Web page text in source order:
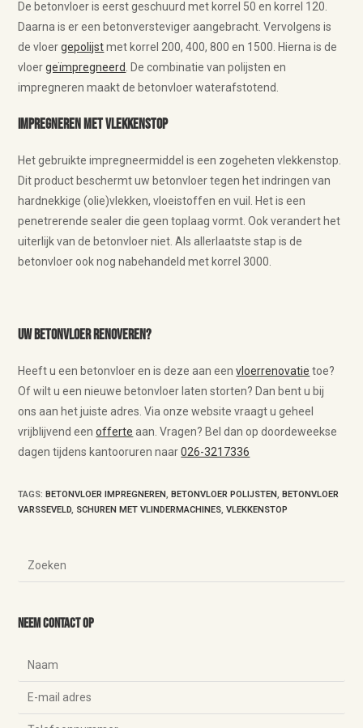
De betonvloer is eerst geschuurd met korrel 50 en korrel 120.
Daarna is er een betonversteviger aangebracht. Vervolgens is
de vloergepolijstmet korrel 200, 400, 800 en 1500. Hierna is de
vloergeïmpregneerd. De combinatie van polijsten en
impregneren maakt de betonvloer waterafstotend.
Impregneren met vlekkenstop
Het gebruikte impregneermiddel is een zogeheten vlekkenstop.
Dit product beschermt uw betonvloer tegen het indringen van
hardnekkige (olie)vlekken, vloeistoffen en vuil. Het is een
penetrerende sealer die geen toplaag vormt. Ook verandert het
uiterlijk van de betonvloer niet. Als allerlaatste stap is de
betonvloer ook nog nabehandeld met korrel 3000.
Uw betonvloer renoveren?
Heeft u een betonvloer en is deze aan eenvloerrenovatie toe?
Of wilt u een nieuwe betonvloer laten storten? Dan bent u bij
ons aan het juiste adres. Via onze website vraagt u geheel
vrijblijvend eenofferte aan. Vragen? Bel dan op doordeweekse
dagen tijdens kantooruren naar026-3217336
TAGS: BETONVLOER IMPREGNEREN, BETONVLOER POLIJSTEN, BETONVLOER
VARSSEVELD, SCHUREN MET VLINDERMACHINES, VLEKKENSTOP
Neem contact op